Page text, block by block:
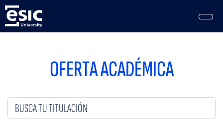
Pasar
contenido
principal
OFERTA ACADÉMICA